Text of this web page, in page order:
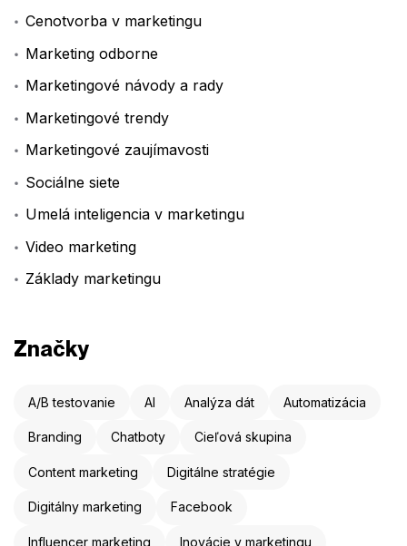
Cenotvorba v marketingu
Marketing odborne
Marketingové návody a rady
Marketingové trendy
Marketingové zaujímavosti
Sociálne siete
Umelá inteligencia v marketingu
Video marketing
Základy marketingu
Značky
A/B testovanie AI Analýza dát Automatizácia
Branding Chatboty Cieľová skupina
Content marketing Digitálne stratégie
Digitálny marketing Facebook
Influencer marketing Inovácie v marketingu